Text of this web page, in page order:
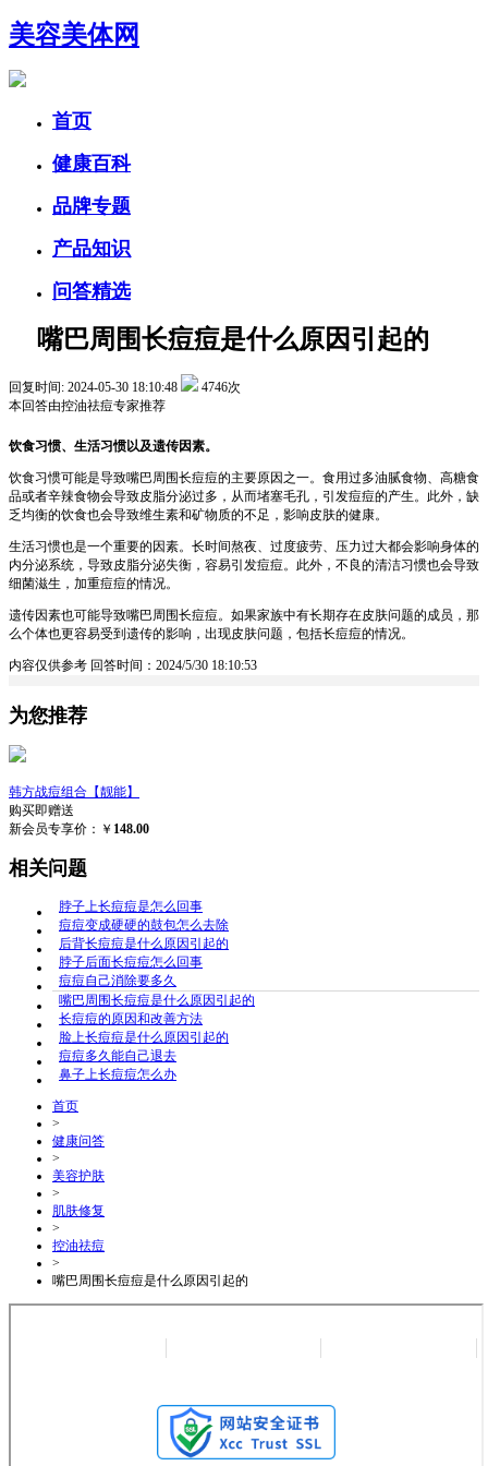
美容美体网
首页
健康百科
品牌专题
产品知识
问答精选
嘴巴周围长痘痘是什么原因引起的
回复时间: 2024-05-30 18:10:48
4746次
本回答由控油祛痘专家推荐
饮食习惯、生活习惯以及遗传因素。
饮食习惯可能是导致嘴巴周围长痘痘的主要原因之一。食用过多油腻食物、高糖食
品或者辛辣食物会导致皮脂分泌过多，从而堵塞毛孔，引发痘痘的产生。此外，缺
乏均衡的饮食也会导致维生素和矿物质的不足，影响皮肤的健康。
生活习惯也是一个重要的因素。长时间熬夜、过度疲劳、压力过大都会影响身体的
内分泌系统，导致皮脂分泌失衡，容易引发痘痘。此外，不良的清洁习惯也会导致
细菌滋生，加重痘痘的情况。
遗传因素也可能导致嘴巴周围长痘痘。如果家族中有长期存在皮肤问题的成员，那
么个体也更容易受到遗传的影响，出现皮肤问题，包括长痘痘的情况。
内容仅供参考 回答时间：2024/5/30 18:10:53
为您推荐
韩方战痘组合【靓能】
购买即赠送
新会员专享价：￥ 148.00
相关问题
脖子上长痘痘是怎么回事
痘痘变成硬硬的鼓包怎么去除
后背长痘痘是什么原因引起的
脖子后面长痘痘怎么回事
痘痘自己消除要多久
嘴巴周围长痘痘是什么原因引起的
长痘痘的原因和改善方法
脸上长痘痘是什么原因引起的
痘痘多久能自己退去
鼻子上长痘痘怎么办
首页
>
健康问答
>
美容护肤
>
肌肤修复
>
控油祛痘
>
嘴巴周围长痘痘是什么原因引起的